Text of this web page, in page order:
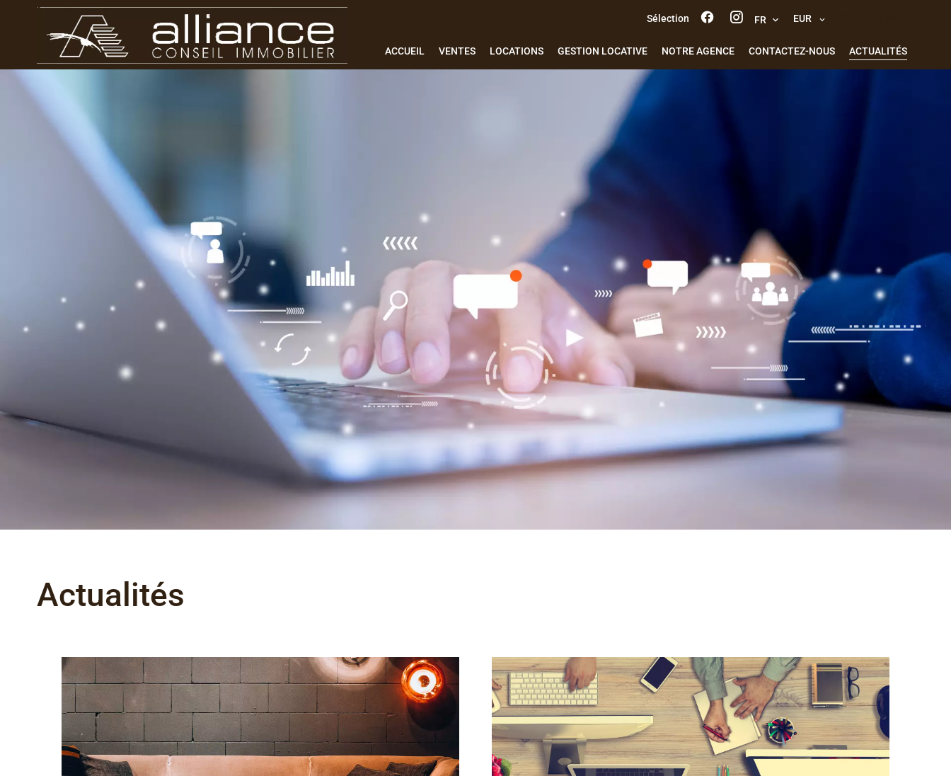
Sélection FR EUR
ACCUEIL VENTES LOCATIONS GESTION LOCATIVE NOTRE AGENCE CONTACTEZ-NOUS ACTUALITÉS
Actualités